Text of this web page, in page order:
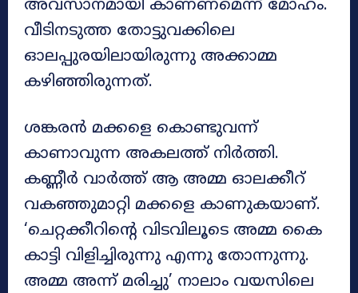
അവസാനമായി കാണണമെന്ന് മോഹം.
വീടിനടുത്ത തോട്ടുവക്കിലെ
ഓലപ്പുരയിലായിരുന്നു അക്കാമ്മ
കഴിഞ്ഞിരുന്നത്.
ശങ്കരൻ മക്കളെ കൊണ്ടുവന്ന്
കാണാവുന്ന അകലത്ത് നിർത്തി.
കണ്ണീർ വാർത്ത് ആ അമ്മ ഓലക്കീറ്
വകഞ്ഞുമാറ്റി മക്കളെ കാണുകയാണ്.
‘ചെറ്റക്കീറിന്‍റെ വിടവിലൂടെ അമ്മ കൈ
കാട്ടി വിളിച്ചിരുന്നു എന്നു തോന്നുന്നു.
അമ്മ അന്ന് മരിച്ചു’ നാലാം വയസിലെ